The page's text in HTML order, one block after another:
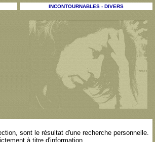
INCONTOURNABLES - DIVERS
sont le résultat d'une recherche personnelle.
à titre d'information.